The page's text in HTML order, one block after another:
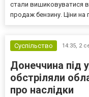
стали вишиковуватися
продаж бензину. Ціни на
Суспільство 14:35, 2
Донеччина під
обстріляли
про наслідки